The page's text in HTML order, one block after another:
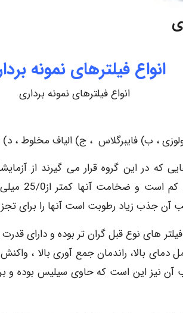
انواع فیلترهای نمونه
انواع فیلترهای نمونه برداری
، ب) فایبرگلاس ، ج) الیاف مخلوط ، د)
که در این گروه قرار می گیرند از
استفاده
آن جذب زیاد رطوبت است آنها را برای
های نوع قبل گران تر بوده و دارای
بالا، راندمان جمع آوری بالا ،
آن نیز این است که حاوی سیلیس بوده و